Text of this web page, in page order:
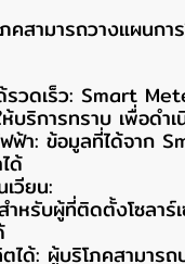
คสามารถวางแผนก
วดเร็ว: Smart
บริการทราบ เพื่อดำ
ฟ้า: ข้อมูลที่ได้จาก
ด้
วียน:
หรับผู้ที่ติดตั้งโซลา
ด้: ผู้บริโภคสามาร